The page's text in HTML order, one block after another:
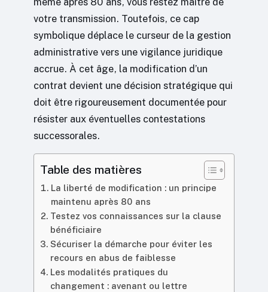
votre transmission. Toutefois, ce cap
symbolique déplace le curseur de la gestion
administrative vers une vigilance juridique
accrue. À cet âge, la modification d’un
contrat devient une décision stratégique qui
doit être rigoureusement documentée pour
résister aux éventuelles contestations
successorales.
Table des matières
La liberté de modification : un principe
maintenu après 80 ans
Testez vos connaissances sur la clause
bénéficiaire
Sécuriser la démarche pour éviter les
recours en abus de faiblesse
Les modalités pratiques du
changement : avenant ou lettre